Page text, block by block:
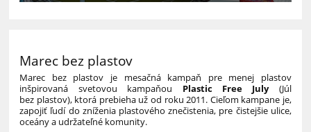
Marec bez plastov
Marec bez plastov je mesačná kampaň pre menej plastov
inšpirovaná svetovou kampaňou Plastic Free July(Júl
bez plastov), ktorá prebieha už od roku 2011. Cieľom kampane je,
zapojiť ľudí do zníženia plastového znečistenia, pre čistejšie ulice,
oceány a udržateľné komunity.